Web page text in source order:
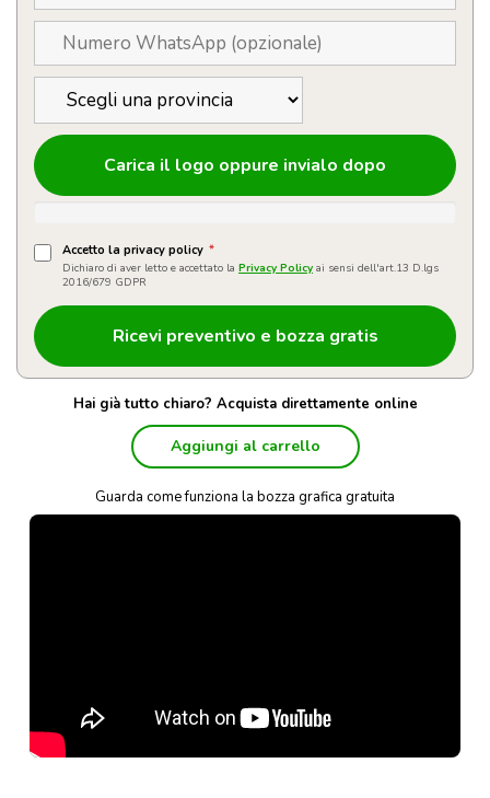
Carica il logo oppure invialo dopo
Accetto la privacy policy *
Dichiaro di aver letto e accettato la Privacy Policy ai sensi dell'art.13 D.lgs
2016/679 GDPR
Hai già tutto chiaro? Acquista direttamente online
Aggiungi al carrello
Guarda come funziona la bozza grafica gratuita